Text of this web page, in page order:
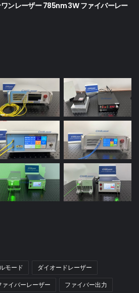
ンレーザー 785nm 3W ファイバーレー
モード ダイオードレーザー
ァイバーレーザー ファイバー出力